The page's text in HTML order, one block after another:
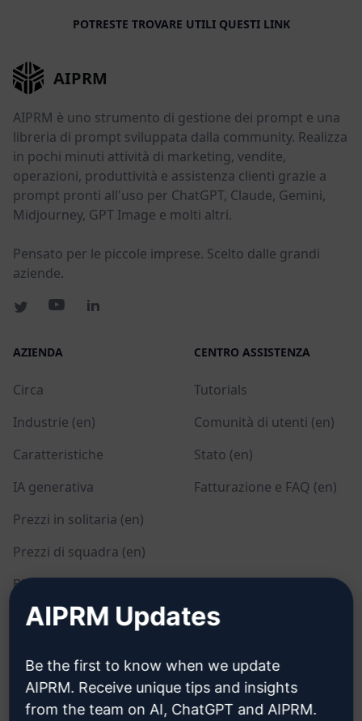
POTRESTE TROVARE UTILI QUESTI LINK
AIPRM
AIPRM è uno strumento di gestione dei prompt e una
libreria di prompt sviluppata dalla community. Realizza
in pochi minuti attività di marketing, vendite,
operazioni, produttività e assistenza clienti grazie a
prompt pronti all'uso per ChatGPT, Claude, Gemini,
Midjourney, GPT Image e molti altri.
Pensato per le piccole imprese. Scelto dalle grandi
aziende.
AZIENDA
Circa
Industrie (en)
Caratteristiche
IA generativa
Prezzi in solitaria (en)
Prezzi di squadra (en)
Blog (en)
CENTRO ASSISTENZA
Tutorials
Comunità di utenti (en)
Stato (en)
Fatturazione e FAQ (en)
Informativa sulla privacy
(en)
Come installare
Google Chrome (en)
AIPRM Updates
Be the first to know when we update
AIPRM. Receive unique tips and insights
from the team on AI, ChatGPT and AIPRM.